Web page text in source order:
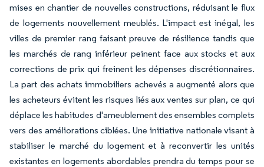
mises en chantier de nouvelles constructions, réduisant le flux
de logements nouvellement meublés. L'impact est inégal, les
villes de premier rang faisant preuve de résilience tandis que
les marchés de rang inférieur peinent face aux stocks et aux
corrections de prix qui freinent les dépenses discrétionnaires.
La part des achats immobiliers achevés a augmenté alors que
les acheteurs évitent les risques liés aux ventes sur plan, ce qui
déplace les habitudes d'ameublement des ensembles complets
vers des améliorations ciblées. Une initiative nationale visant à
stabiliser le marché du logement et à reconvertir les unités
existantes en logements abordables prendra du temps pour se